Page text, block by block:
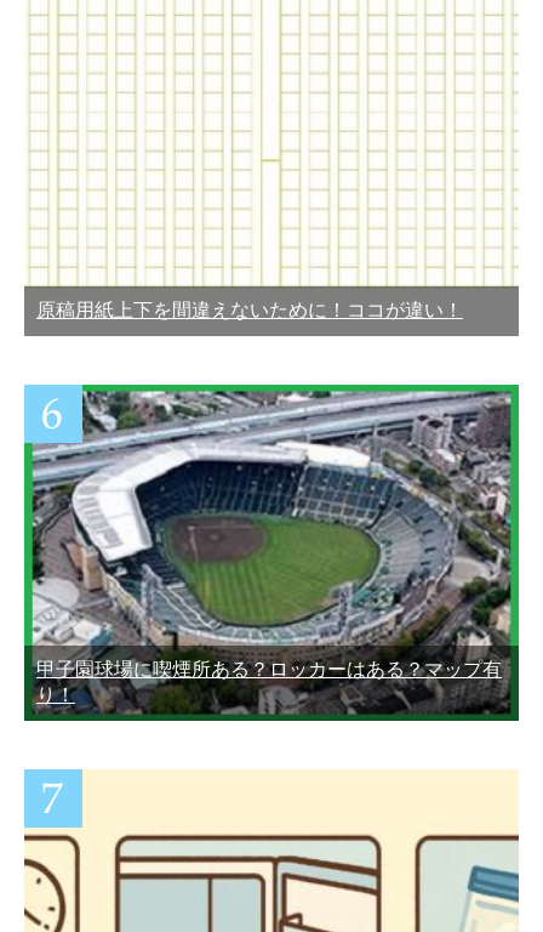
原稿用紙上下を間違えないために！ココが違い！
甲子園球場に喫煙所ある？ロッカーはある？マップ有
り！